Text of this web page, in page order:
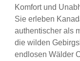
Komfort und
Sie erleben
authentischer als
die wilden
endlosen Wälder